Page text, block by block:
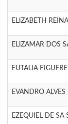
ELIZABETH
ELIZAMAR DOS
EUTALIA
EVANDRO ALVES
EZEQUIEL DE SA